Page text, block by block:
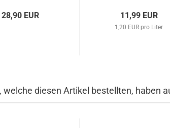
28,90 EUR 11,99 EUR
1,20 EUR pro Liter
welche diesen Artikel bestellten, haben